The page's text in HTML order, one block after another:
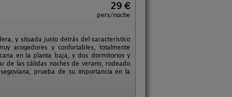
29 €
pers/noche
y situada justo detrás del característico
acogedores y confortables, totalmente
en la planta baja, y dos dormitorios y
de las cálidas noches de verano, rodeado
prueba de su importancia en la